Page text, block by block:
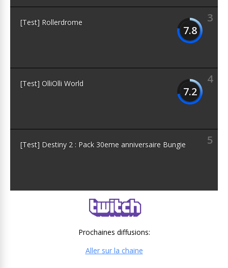
3
7.8
[Test] Rollerdrome
4
7.2
[Test] OlliOlli World
5
[Test] Destiny 2 : Pack 30eme anniversaire Bungie
Prochaines diffusions:
Aller sur la chaine